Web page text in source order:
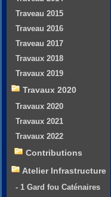
Traveau 2015
Traveau 2016
Traveau 2017
Travaux 2018
Travaux 2019
Travaux 2020
Travaux 2020
Travaux 2021
Travaux 2022
Contributions
Atelier Infrastructure
- 1 Gard fou Caténaires